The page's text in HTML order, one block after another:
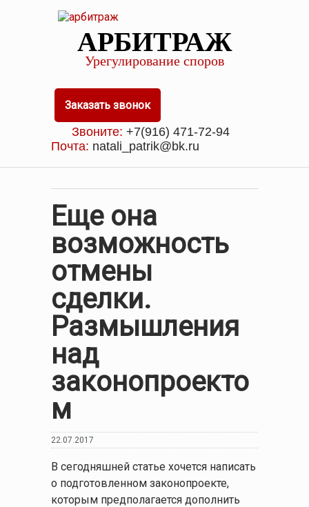
АРБИТРАЖ
Урегулирование споров
Заказать звонок
Звоните: +7(916) 471-72-94
Почта: natali_patrik@bk.ru
Еще она
возможность
отмены
сделки.
Размышления
над
законопроекто
м
22.07.2017
В сегодняшней статье хочется написать
о подготовленном законопроекте,
которым предполагается дополнить